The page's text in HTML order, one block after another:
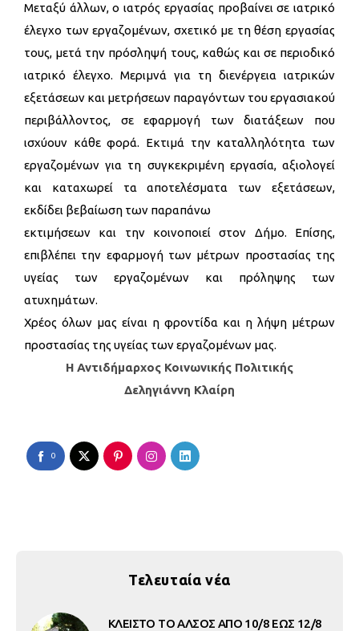
Μεταξύ άλλων, ο ιατρός εργασίας προβαίνει σε ιατρικό
έλεγχο των εργαζομένων, σχετικό με τη θέση εργασίας
τους, μετά την πρόσληψή τους, καθώς και σε περιοδικό
ιατρικό έλεγχο. Μεριμνά για τη διενέργεια ιατρικών
εξετάσεων και μετρήσεων παραγόντων του εργασιακού
περιβάλλοντος, σε εφαρμογή των διατάξεων που
ισχύουν κάθε φορά. Εκτιμά την καταλληλότητα των
εργαζομένων για τη συγκεκριμένη εργασία, αξιολογεί
και καταχωρεί τα αποτελέσματα των εξετάσεων,
εκδίδει βεβαίωση των παραπάνω
εκτιμήσεων και την κοινοποιεί στον Δήμο. Επίσης,
επιβλέπει την εφαρμογή των μέτρων προστασίας της
υγείας των εργαζομένων και πρόληψης των
ατυχημάτων.
Χρέος όλων μας είναι η φροντίδα και η λήψη μέτρων
προστασίας της υγείας των εργαζομένων μας.
Η Αντιδήμαρχος Κοινωνικής Πολιτικής
Δεληγιάννη Κλαίρη
0
Τελευταία νέα
ΚΛΕΙΣΤΟ ΤΟ ΑΛΣΟΣ ΑΠΟ 10/8 ΕΩΣ 12/8